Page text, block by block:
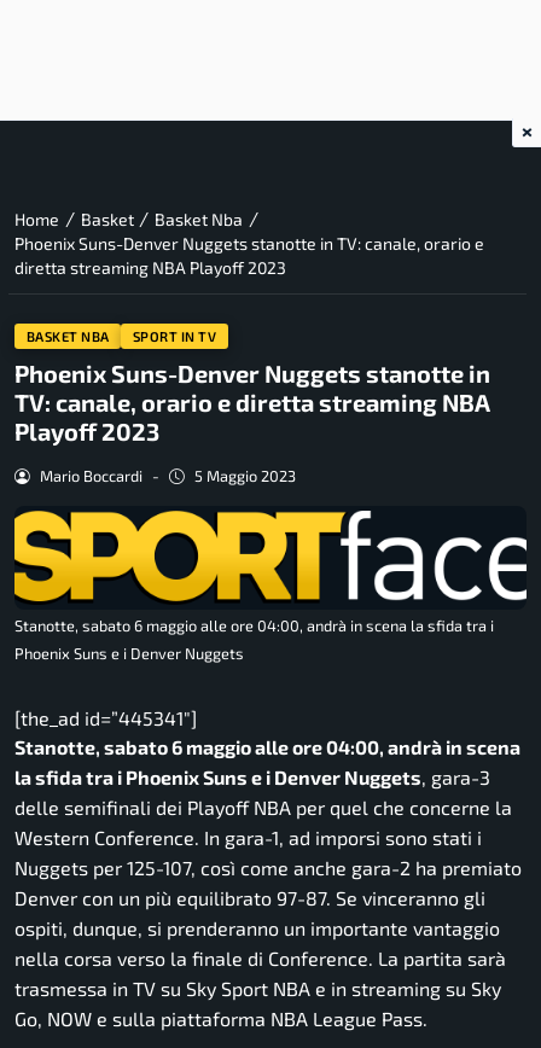
Home / Basket / Basket Nba /
Phoenix Suns-Denver Nuggets stanotte in TV: canale, orario e
diretta streaming NBA Playoff 2023
BASKET NBA SPORT IN TV
Phoenix Suns-Denver Nuggets stanotte in
TV: canale, orario e diretta streaming NBA
Playoff 2023
Mario Boccardi - 5 Maggio 2023
Stanotte, sabato 6 maggio alle ore 04:00, andrà in scena la sfida tra i
Phoenix Suns e i Denver Nuggets
[the_ad id=”445341″]
Stanotte, sabato 6 maggio alle ore 04:00, andrà in scena
la sfida tra i Phoenix Suns e i Denver Nuggets , gara-3
delle semifinali dei Playoff NBA per quel che concerne la
Western Conference. In gara-1, ad imporsi sono stati i
Nuggets per 125-107, così come anche gara-2 ha premiato
Denver con un più equilibrato 97-87. Se vinceranno gli
ospiti, dunque, si prenderanno un importante vantaggio
nella corsa verso la finale di Conference. La partita sarà
trasmessa in TV su Sky Sport NBA e in streaming su Sky
Go, NOW e sulla piattaforma NBA League Pass.
×